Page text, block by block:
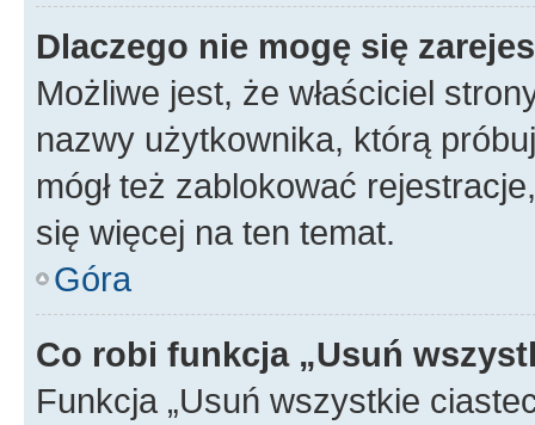
Dlaczego nie mogę się
Możliwe jest, że właściciel
nazwy użytkownika, którą
mógł też zablokować
się więcej na ten temat.
Góra
Co robi funkcja „Usuń
Funkcja „Usuń wszystkie